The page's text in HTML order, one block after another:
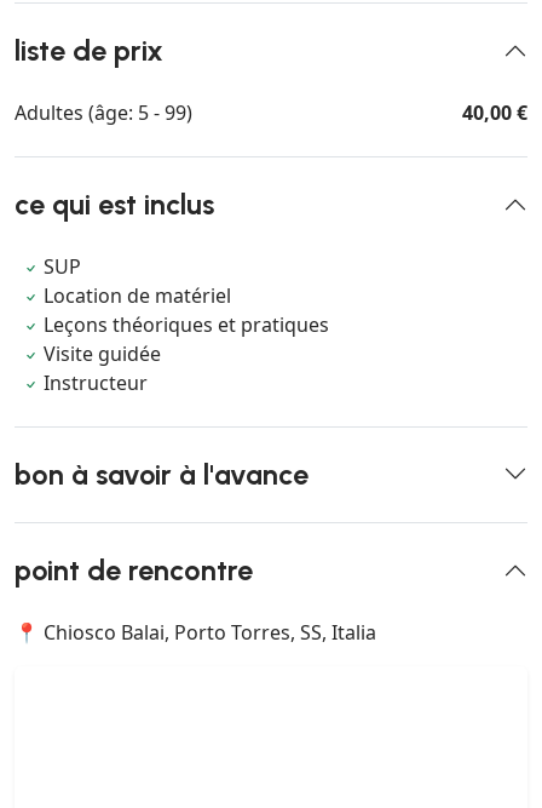
liste de prix
Adultes (âge: 5 - 99) 40,00 €
ce qui est inclus
SUP
Location de matériel
Leçons théoriques et pratiques
Visite guidée
Instructeur
bon à savoir à l'avance
point de rencontre
📍 Chiosco Balai, Porto Torres, SS, Italia